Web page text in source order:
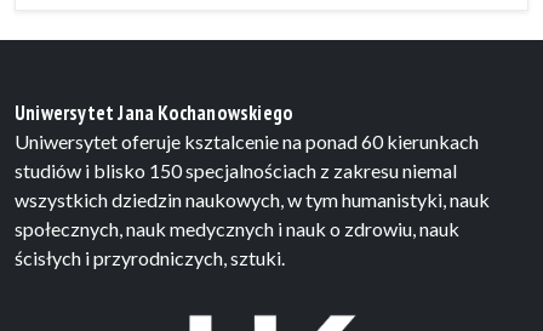
Uniwersytet Jana Kochanowskiego
Uniwersytet oferuje ksztalcenie na ponad 60 kierunkach
studiów i blisko 150 specjalnościach z zakresu niemal
wszystkich dziedzin naukowych, w tym humanistyki, nauk
społecznych, nauk medycznych i nauk o zdrowiu, nauk
ścisłych i przyrodniczych, sztuki.